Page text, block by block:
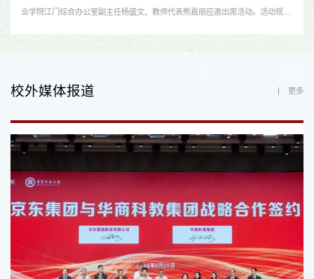
业学院江门综合办公室副主任杨盛文、教师代表熊嘉丽应邀出席活动。活动现
校外媒体报道 更多